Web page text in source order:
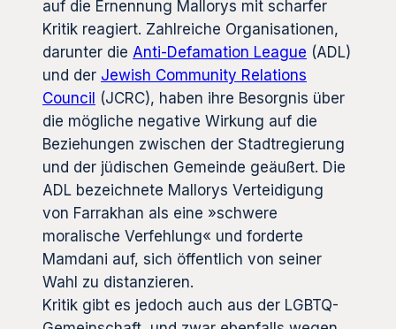
auf die Ernennung Mallorys mit scharfer
Kritik reagiert. Zahlreiche Organisationen,
darunter die Anti-Defamation League (ADL)
und der Jewish Community Relations
Council (JCRC), haben ihre Besorgnis über
die mögliche negative Wirkung auf die
Beziehungen zwischen der Stadtregierung
und der jüdischen Gemeinde geäußert. Die
ADL bezeichnete Mallorys Verteidigung
von Farrakhan als eine »schwere
moralische Verfehlung« und forderte
Mamdani auf, sich öffentlich von seiner
Wahl zu distanzieren.
Kritik gibt es jedoch auch aus der LGBTQ-